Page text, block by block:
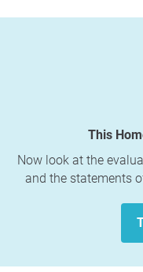
This
Now look at the
and the statements